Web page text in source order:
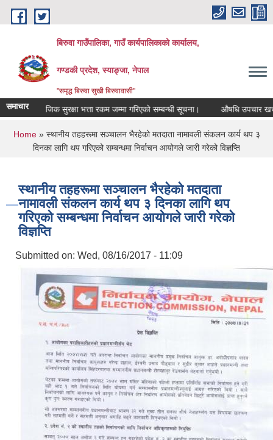
Skip to main content
बिरुवा गाउँपालिका, गाउँ कार्यपालिकाको कार्यालय,
गण्डकी प्रदेश, स्याङ्जा, नेपाल
"समृद्ध बिरुवा सुखी बिरुवावासी"
समाचार
सामाजिक सुरक्षा भत्ता रकम जम्मा गरिएको सम्बन्धी सूचना। औषधि उपचार खर्चका
You are here
Home» स्थानीय तहहरूमा सञ्चालन भैरहेको मतदाता नामावली संकलन कार्य थप ३
दिनका लागि थप गरिएको सम्बन्धमा निर्वाचन आयोगले जारी गरेको विज्ञप्ति
स्थानीय तहहरूमा सञ्चालन भैरहेको मतदाता
नामावली संकलन कार्य थप ३ दिनका लागि थप
गरिएको सम्बन्धमा निर्वाचन आयोगले जारी गरेको
विज्ञप्ति
Submitted on: Wed, 08/16/2017 - 11:09